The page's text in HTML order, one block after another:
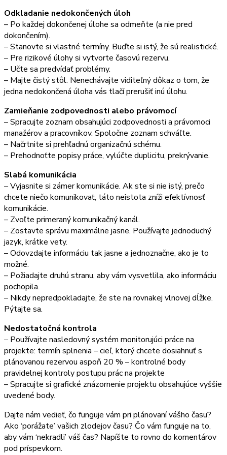
Odkladanie nedokončených úloh
– Po každej dokončenej úlohe sa odmeňte (a nie pred
dokončením).
– Stanovte si vlastné termíny. Buďte si istý, že sú realistické.
– Pre rizikové úlohy si vytvorte časovú rezervu.
– Učte sa predvídať problémy.
– Majte čistý stôl. Nenechávajte viditeľný dôkaz o tom, že
jedna nedokončená úloha vás tlačí prerušiť inú úlohu.
Zamieňanie zodpovednosti alebo právomocí
– Spracujte zoznam obsahujúci zodpovednosti a právomoci
manažérov a pracovníkov. Spoločne zoznam schváľte.
– Načrtnite si prehľadnú organizačnú schému.
– Prehodnoťte popisy práce, vylúčte duplicitu, prekrývanie.
Slabá komunikácia
–Vyjasnite si zámer komunikácie. Ak ste si nie istý, prečo
chcete niečo komunikovať, táto neistota zníži efektívnosť
komunikácie.
– Zvoľte primeraný komunikačný kanál.
– Zostavte správu maximálne jasne. Používajte jednoduchý
jazyk, krátke vety.
– Odovzdajte informáciu tak jasne a jednoznačne, ako je to
možné.
– Požiadajte druhú stranu, aby vám vysvetlila, ako informáciu
pochopila.
– Nikdy nepredpokladajte, že ste na rovnakej vlnovej dĺžke.
Pýtajte sa.
Nedostatočná kontrola
– Používajte nasledovný systém monitorujúci práce na
projekte: termín splnenia – cieľ, ktorý chcete dosiahnuť s
plánovanou rezervou aspoň 20 % – kontrolné body
pravidelnej kontroly postupu prác na projekte
– Spracujte si grafické znázornenie projektu obsahujúce vyššie
uvedené body.
Dajte nám vedieť, čo funguje vám pri plánovaní vášho času?
Ako ‘porážate’ vašich zlodejov času? Čo vám funguje na to,
aby vám ‘nekradli’ váš čas? Napíšte to rovno do komentárov
pod príspevkom.